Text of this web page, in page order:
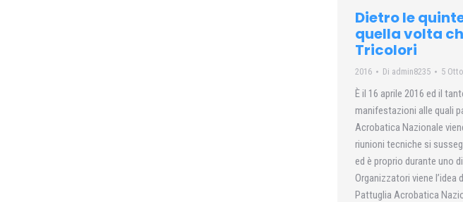
Dietro le
quella volta
Tricolori
2016 Di admin8235 5
È il 16 aprile 2016 ed il
manifestazioni alle quali
Acrobatica Nazionale
riunioni tecniche si
ed è proprio durante uno
Organizzatori viene l’idea
Pattuglia Acrobatica